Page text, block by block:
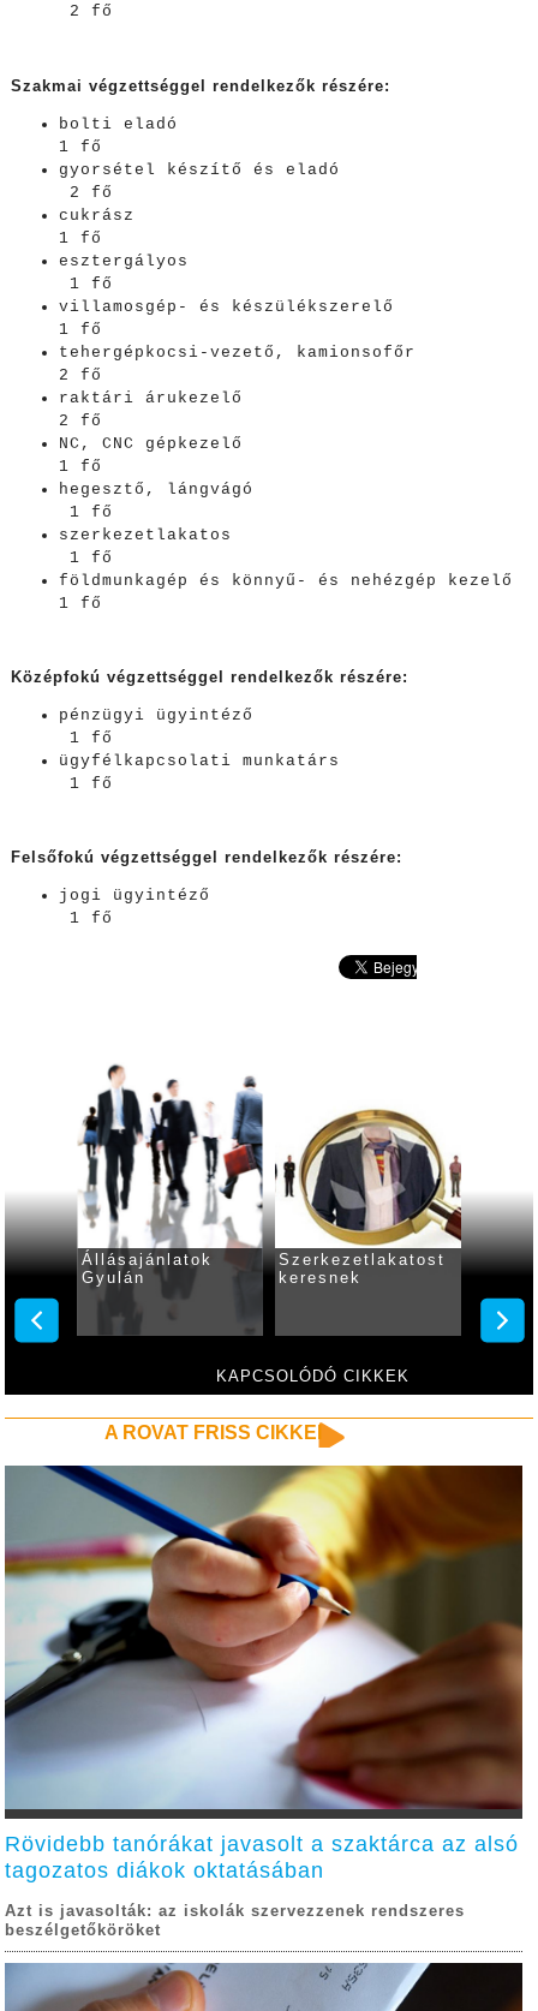
2 fő
Szakmai végzettséggel rendelkezők részére:
bolti eladó
1 fő
gyorsétel készítő és eladó
2 fő
cukrász
1 fő
esztergályos
1 fő
villamosgép- és készülékszerelő
1 fő
tehergépkocsi-vezető, kamionsofőr
2 fő
raktári árukezelő
2 fő
NC, CNC gépkezelő
1 fő
hegesztő, lángvágó
1 fő
szerkezetlakatos
1 fő
földmunkagép és könnyű- és nehézgép kezelő
1 fő
Középfokú végzettséggel rendelkezők részére:
pénzügyi ügyintéző
1 fő
ügyfélkapcsolati munkatárs
1 fő
Felsőfokú végzettséggel rendelkezők részére:
jogi ügyintéző
1 fő
KAPCSOLÓDÓ CIKKEK
Állásajánlatok
Gyulán
Szerkezetlakatost
keresnek
A ROVAT FRISS CIKKEI
Rövidebb tanórákat javasolt a szaktárca az alsó
tagozatos diákok oktatásában
Azt is javasolták: az iskolák szervezzenek rendszeres
beszélgetőköröket